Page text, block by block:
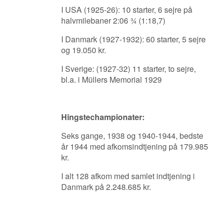
I USA (1925-26): 10 starter, 6 sejre på
halvmilebaner 2:06 ¾ (1:18,7)
I Danmark (1927-1932): 60 starter, 5 sejre
og 19.050 kr.
I Sverige: (1927-32) 11 starter, to sejre,
bl.a. i Müllers Memorial 1929
Hingstechampionater:
Seks gange, 1938 og 1940-1944, bedste
år 1944 med afkomsindtjening på 179.985
kr.
I alt 128 afkom med samlet indtjening i
Danmark på 2.248.685 kr.